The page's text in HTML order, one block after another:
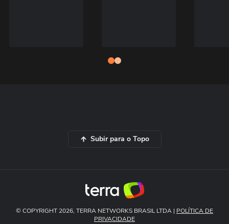
Subir para o Topo
© COPYRIGHT 2026, TERRA NETWORKS BRASIL LTDA | POLÍTICA DE
PRIVACIDADE